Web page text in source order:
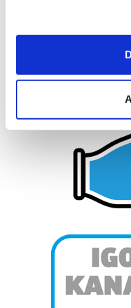
If you allow, we would
Collect
Identify your
specific
Find out more about
and set your
Guk eta gure
prozesatzen ditugu,
pertsonalizatuak
neurtzeko, jendeari
produktuak garatzeko.
erabiltzen dituen hauta